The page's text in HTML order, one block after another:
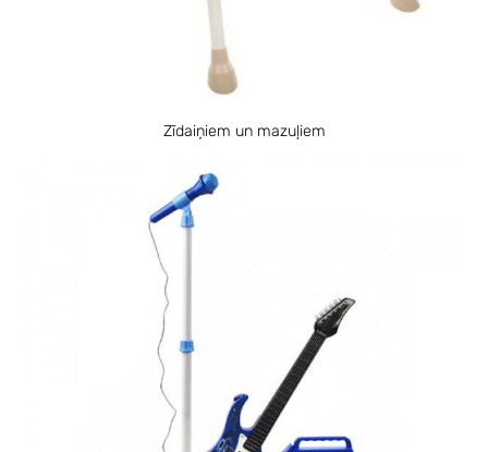
Zīdaiņiem un mazuļiem